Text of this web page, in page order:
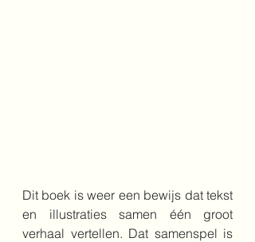
Dit boek is weer een bewijs dat tekst
en illustraties samen één groot
verhaal vertellen. Dat samenspel is